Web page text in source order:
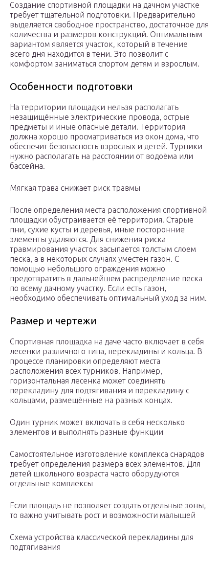
Создание спортивной площадки на дачном участке
требует тщательной подготовки. Предварительно
выделяется свободное пространство, достаточное для
количества и размеров конструкций. Оптимальным
вариантом является участок, который в течение
всего дня находится в тени. Это позволит с
комфортом заниматься спортом детям и взрослым.
Особенности подготовки
На территории площадки нельзя располагать
незащищённые электрические провода, острые
предметы и иные опасные детали. Территория
должна хорошо просматриваться из окон дома, что
обеспечит безопасность взрослых и детей. Турники
нужно располагать на расстоянии от водоёма или
бассейна.
Мягкая трава снижает риск травмы
После определения места расположения спортивной
площадки обустраивается её территория. Старые
пни, сухие кусты и деревья, иные посторонние
элементы удаляются. Для снижения риска
травмирования участок засыпается толстым слоем
песка, а в некоторых случаях уместен газон. С
помощью небольшого ограждения можно
предотвратить в дальнейшем распределение песка
по всему дачному участку. Если есть газон,
необходимо обеспечивать оптимальный уход за ним.
Размер и чертежи
Спортивная площадка на даче часто включает в себя
лесенки различного типа, перекладины и кольца. В
процессе планировки определяют места
расположения всех турников. Например,
горизонтальная лесенка может соединять
перекладину для подтягивания и перекладину с
кольцами, размещённые на разных концах.
Один турник может включать в себя несколько
элементов и выполнять разные функции
Самостоятельное изготовление комплекса снарядов
требует определения размера всех элементов. Для
детей школьного возраста часто оборудуются
отдельные комплексы
Если площадь не позволяет создать отдельные зоны,
то важно учитывать рост и возможности малышей
Схема устройства классической перекладины для
подтягивания